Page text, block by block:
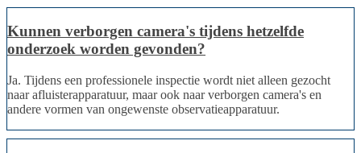
Kunnen verborgen camera's tijdens hetzelfde
onderzoek worden gevonden?
Ja. Tijdens een professionele inspectie wordt niet alleen gezocht
naar afluisterapparatuur, maar ook naar verborgen camera's en
andere vormen van ongewenste observatieapparatuur.